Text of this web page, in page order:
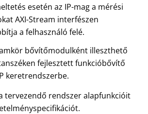
esetén az IP-mag a mérési
AXI-Stream interfészen
a felhasználó felé.
bővítőmodulként illeszthető
fejlesztett funkcióbővítő
keretrendszerbe.
tervezendő rendszer alapfunkcióit